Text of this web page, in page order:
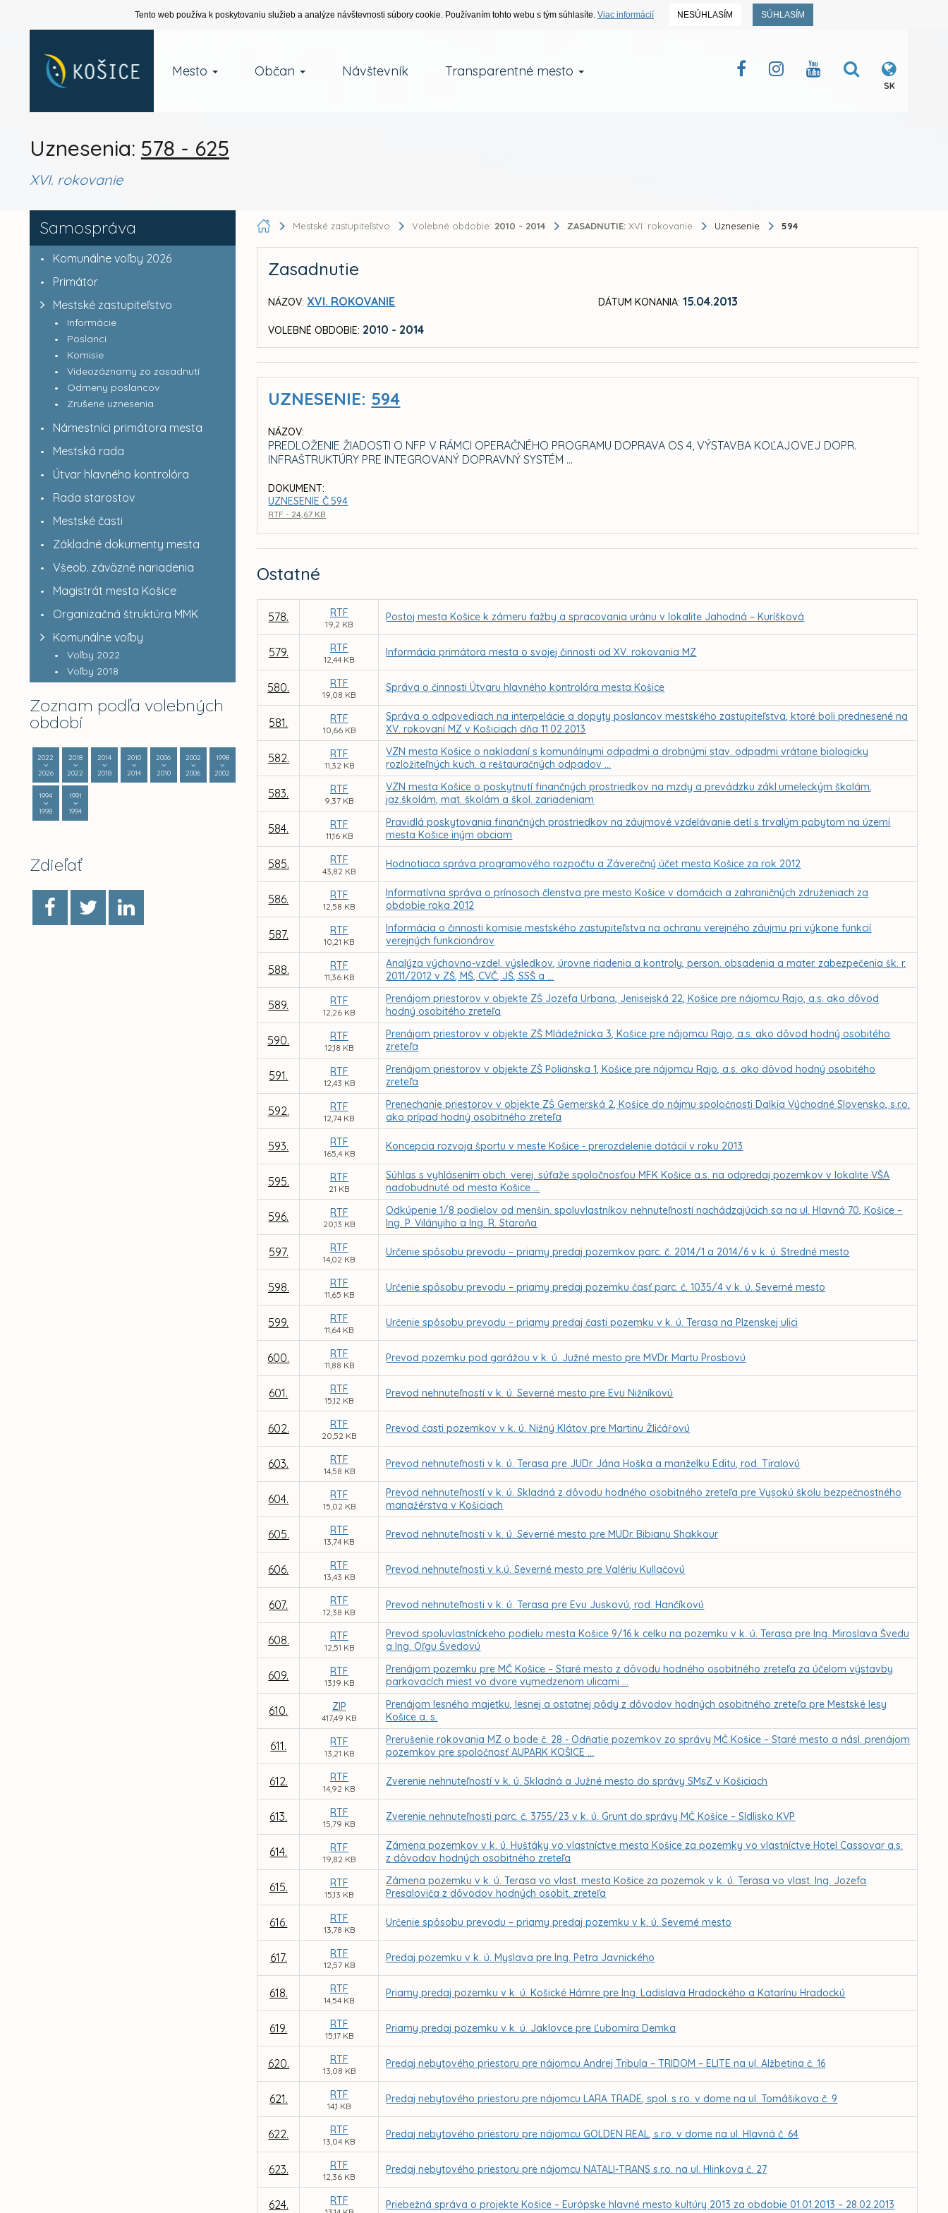
Tento web používa k poskytovaniu služieb a analýze návštevnosti súbory cookie. Používaním tohto webu s tým súhlasíte. Viac informácií NESÚHLASÍM SÚHLASÍM
Mesto Občan Návštevník Transparentné mesto
SK
Uznesenia: 578 - 625
XVI. rokovanie
Samospráva
Komunálne voľby 2026
Primátor
Mestské zastupiteľstvo
Informácie
Poslanci
Komisie
Videozáznamy zo zasadnutí
Odmeny poslancov
Zrušené uznesenia
Námestníci primátora mesta
Mestská rada
Útvar hlavného kontrolóra
Rada starostov
Mestské časti
Základné dokumenty mesta
Všeob. záväzné nariadenia
Magistrát mesta Košice
Organizačná štruktúra MMK
Komunálne voľby
Voľby 2022
Voľby 2018
Zoznam podľa volebných
období
2022
2026
2018
2022
2014
2018
2010
2014
2006
2010
2002
2006
1998
2002
1994
1998
1991
1994
Zdieľať
Mestské zastupiteľstvo Volebné obdobie: 2010 - 2014 ZASADNUTIE: XVI. rokovanie Uznesenie 594
Zasadnutie
NÁZOV: XVI. ROKOVANIE
VOLEBNÉ OBDOBIE: 2010 - 2014
DÁTUM KONANIA: 15.04.2013
UZNESENIE: 594
NÁZOV:
PREDLOŽENIE ŽIADOSTI O NFP V RÁMCI OPERAČNÉHO PROGRAMU DOPRAVA OS 4, VÝSTAVBA KOĽAJOVEJ DOPR.
INFRAŠTRUKTÚRY PRE INTEGROVANÝ DOPRAVNÝ SYSTÉM ...
DOKUMENT:
UZNESENIE Č.594
RTF - 24,67 KB
Ostatné
578. RTF
19,2 KB
Postoj mesta Košice k zámeru ťažby a spracovania uránu v lokalite Jahodná – Kuríšková
579. RTF
12,44 KB
Informácia primátora mesta o svojej činnosti od XV. rokovania MZ
580. RTF
19,08 KB
Správa o činnosti Útvaru hlavného kontrolóra mesta Košice
581. RTF
10,66 KB
Správa o odpovediach na interpelácie a dopyty poslancov mestského zastupiteľstva, ktoré boli prednesené na
XV. rokovaní MZ v Košiciach dňa 11.02.2013
582. RTF
11,32 KB
VZN mesta Košice o nakladaní s komunálnymi odpadmi a drobnými stav. odpadmi vrátane biologicky
rozložiteľných kuch. a reštauračných odpadov ...
583. RTF
9,37 KB
VZN mesta Košice o poskytnutí finančných prostriedkov na mzdy a prevádzku zákl.umeleckým školám,
jaz.školám, mat. školám a škol. zariadeniam
584. RTF
11,16 KB
Pravidlá poskytovania finančných prostriedkov na záujmové vzdelávanie detí s trvalým pobytom na území
mesta Košice iným obciam
585. RTF
43,82 KB
Hodnotiaca správa programového rozpočtu a Záverečný účet mesta Košice za rok 2012
586. RTF
12,58 KB
Informatívna správa o prínosoch členstva pre mesto Košice v domácich a zahraničných združeniach za
obdobie roka 2012
587. RTF
10,21 KB
Informácia o činnosti komisie mestského zastupiteľstva na ochranu verejného záujmu pri výkone funkcií
verejných funkcionárov
588. RTF
11,36 KB
Analýza výchovno-vzdel. výsledkov, úrovne riadenia a kontroly, person. obsadenia a mater. zabezpečenia šk. r.
2011/2012 v ZŠ, MŠ, CVČ, JŠ, SSŠ a ...
589. RTF
12,26 KB
Prenájom priestorov v objekte ZŠ Jozefa Urbana, Jenisejská 22, Košice pre nájomcu Rajo, a.s. ako dôvod
hodný osobitého zreteľa
590. RTF
12,18 KB
Prenájom priestorov v objekte ZŠ Mládežnícka 3, Košice pre nájomcu Rajo, a.s. ako dôvod hodný osobitého
zreteľa
591. RTF
12,43 KB
Prenájom priestorov v objekte ZŠ Polianska 1, Košice pre nájomcu Rajo, a.s. ako dôvod hodný osobitého
zreteľa
592. RTF
12,74 KB
Prenechanie priestorov v objekte ZŠ Gemerská 2, Košice do nájmu spoločnosti Dalkia Východné Slovensko, s.r.o.
ako prípad hodný osobitného zreteľa
593. RTF
165,4 KB
Koncepcia rozvoja športu v meste Košice - prerozdelenie dotácií v roku 2013
595. RTF
21 KB
Súhlas s vyhlásením obch. verej. súťaže spoločnosťou MFK Košice a.s. na odpredaj pozemkov v lokalite VŠA
nadobudnuté od mesta Košice ...
596. RTF
20,13 KB
Odkúpenie 1/8 podielov od menšin. spoluvlastníkov nehnuteľností nachádzajúcich sa na ul. Hlavná 70, Košice –
Ing. P. Vilányiho a Ing. R. Staroňa
597. RTF
14,02 KB
Určenie spôsobu prevodu – priamy predaj pozemkov parc. č. 2014/1 a 2014/6 v k. ú. Stredné mesto
598. RTF
11,65 KB
Určenie spôsobu prevodu – priamy predaj pozemku časť parc. č. 1035/4 v k. ú. Severné mesto
599. RTF
11,64 KB
Určenie spôsobu prevodu – priamy predaj časti pozemku v k. ú. Terasa na Plzenskej ulici
600. RTF
11,88 KB
Prevod pozemku pod garážou v k. ú. Južné mesto pre MVDr. Martu Prosbovú
601. RTF
15,12 KB
Prevod nehnuteľností v k. ú. Severné mesto pre Evu Nižníkovú
602. RTF
20,52 KB
Prevod časti pozemkov v k. ú. Nižný Klátov pre Martinu Žličářovú
603. RTF
14,58 KB
Prevod nehnuteľnosti v k. ú. Terasa pre JUDr. Jána Hoška a manželku Editu, rod. Tiralovú
604. RTF
15,02 KB
Prevod nehnuteľností v k. ú. Skladná z dôvodu hodného osobitného zreteľa pre Vysokú školu bezpečnostného
manažérstva v Košiciach
605. RTF
13,74 KB
Prevod nehnuteľnosti v k. ú. Severné mesto pre MUDr. Bibianu Shakkour
606. RTF
13,43 KB
Prevod nehnuteľnosti v k.ú. Severné mesto pre Valériu Kullačovú
607. RTF
12,38 KB
Prevod nehnuteľnosti v k. ú. Terasa pre Evu Juskovú, rod. Hančíkovú
608. RTF
12,51 KB
Prevod spoluvlastníckeho podielu mesta Košice 9/16 k celku na pozemku v k. ú. Terasa pre Ing. Miroslava Švedu
a Ing. Oľgu Švedovú
609. RTF
13,19 KB
Prenájom pozemku pre MČ Košice – Staré mesto z dôvodu hodného osobitného zreteľa za účelom výstavby
parkovacích miest vo dvore vymedzenom ulicami ...
610. ZIP
417,49 KB
Prenájom lesného majetku, lesnej a ostatnej pôdy z dôvodov hodných osobitného zreteľa pre Mestské lesy
Košice a. s.
611. RTF
13,21 KB
Prerušenie rokovania MZ o bode č. 28 - Odňatie pozemkov zo správy MČ Košice – Staré mesto a násl. prenájom
pozemkov pre spoločnosť AUPARK KOŠICE ...
612. RTF
14,92 KB
Zverenie nehnuteľností v k. ú. Skladná a Južné mesto do správy SMsZ v Košiciach
613. RTF
15,79 KB
Zverenie nehnuteľnosti parc. č. 3755/23 v k. ú. Grunt do správy MČ Košice – Sídlisko KVP
614. RTF
19,82 KB
Zámena pozemkov v k. ú. Huštáky vo vlastníctve mesta Košice za pozemky vo vlastníctve Hotel Cassovar a.s.
z dôvodov hodných osobitného zreteľa
615. RTF
15,13 KB
Zámena pozemku v k. ú. Terasa vo vlast. mesta Košice za pozemok v k. ú. Terasa vo vlast. Ing. Jozefa
Presaloviča z dôvodov hodných osobit. zreteľa
616. RTF
13,78 KB
Určenie spôsobu prevodu – priamy predaj pozemku v k. ú. Severné mesto
617. RTF
12,57 KB
Predaj pozemku v k. ú. Myslava pre Ing. Petra Javnického
618. RTF
14,54 KB
Priamy predaj pozemku v k. ú. Košické Hámre pre Ing. Ladislava Hradockého a Katarínu Hradockú
619. RTF
15,17 KB
Priamy predaj pozemku v k. ú. Jaklovce pre Ľubomíra Demka
620. RTF
13,08 KB
Predaj nebytového priestoru pre nájomcu Andrej Tribula – TRIDOM – ELITE na ul. Alžbetina č. 16
621. RTF
14,1 KB
Predaj nebytového priestoru pre nájomcu LARA TRADE, spol. s r.o. v dome na ul. Tomášikova č. 9
622. RTF
13,04 KB
Predaj nebytového priestoru pre nájomcu GOLDEN REAL, s.r.o. v dome na ul. Hlavná č. 64
623. RTF
12,36 KB
Predaj nebytového priestoru pre nájomcu NATALI-TRANS s.r.o. na ul. Hlinkova č. 27
624. RTF Priebežná správa o projekte Košice – Európske hlavné mesto kultúry 2013 za obdobie 01.01.2013 – 28.02.2013